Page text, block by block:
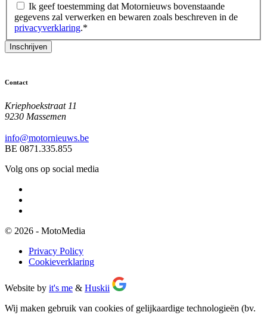
Ik geef toestemming dat Motornieuws bovenstaande
gegevens zal verwerken en bewaren zoals beschreven in de
privacyverklaring.*
Contact
Kriephoekstraat 11
9230 Massemen
info@motornieuws.be
BE 0871.335.855
Volg ons op social media
© 2026 - MotoMedia
Privacy Policy
Cookieverklaring
Website by it's me & Huskii
Wij maken gebruik van cookies of gelijkaardige technologieën (bv.